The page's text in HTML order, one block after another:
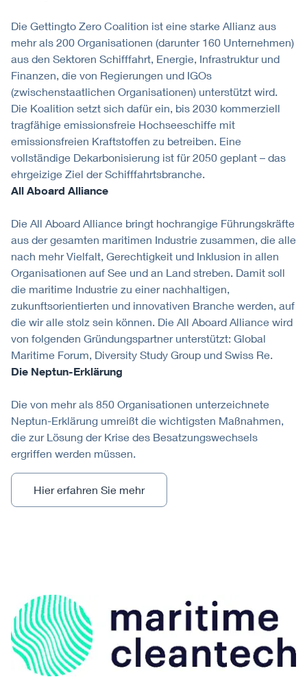
Die Gettingto Zero Coalition ist eine starke Allianz aus
mehr als 200 Organisationen (darunter 160 Unternehmen)
aus den Sektoren Schifffahrt, Energie, Infrastruktur und
Finanzen, die von Regierungen und IGOs
(zwischenstaatlichen Organisationen) unterstützt wird.
Die Koalition setzt sich dafür ein, bis 2030 kommerziell
tragfähige emissionsfreie Hochseeschiffe mit
emissionsfreien Kraftstoffen zu betreiben. Eine
vollständige Dekarbonisierung ist für 2050 geplant – das
ehrgeizige Ziel der Schifffahrtsbranche.
All Aboard Alliance
Die All Aboard Alliance bringt hochrangige Führungskräfte
aus der gesamten maritimen Industrie zusammen, die alle
nach mehr Vielfalt, Gerechtigkeit und Inklusion in allen
Organisationen auf See und an Land streben. Damit soll
die maritime Industrie zu einer nachhaltigen,
zukunftsorientierten und innovativen Branche werden, auf
die wir alle stolz sein können. Die All Aboard Alliance wird
von folgenden Gründungspartner unterstützt: Global
Maritime Forum, Diversity Study Group und Swiss Re.
Die Neptun-Erklärung
Die von mehr als 850 Organisationen unterzeichnete
Neptun-Erklärung umreißt die wichtigsten Maßnahmen,
die zur Lösung der Krise des Besatzungswechsels
ergriffen werden müssen.
Hier erfahren Sie mehr